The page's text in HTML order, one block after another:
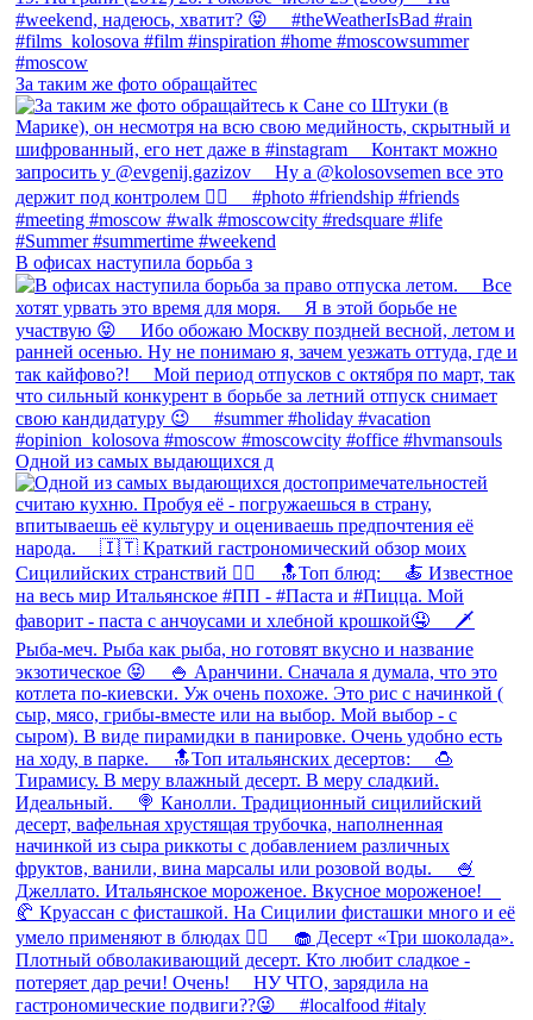
За таким же фото обращайтес
В офисах наступила борьба з
Одной из самых выдающихся д